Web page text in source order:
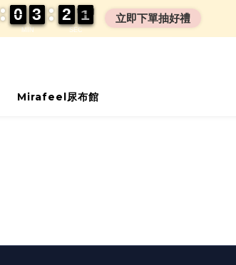
Mirafeel尿布館
MIN
0
0
0
0 3
3
3
3
SEC
2
2
2
2 0
0
1
1
0 立即下單抽好禮